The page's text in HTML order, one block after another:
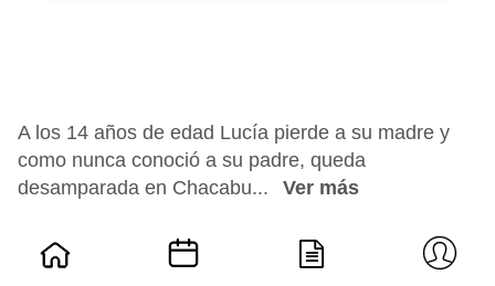
A los 14 años de edad Lucía pierde a su madre y
como nunca conoció a su padre, queda
desamparada en Chacabu...
Ver más